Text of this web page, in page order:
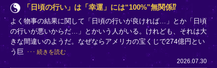
「日頃の行い」は「幸運」には“100%”無関係⁉
よく物事の結果に関して「日頃の行いが良ければ…」とか「日頃
の行いが悪いからだ…」とかいう人がいる。けれども、それは大
きな間違いのようだ。なぜならアメリカの宝くじで274億円とい
う巨
続きを読む
2026.07.30